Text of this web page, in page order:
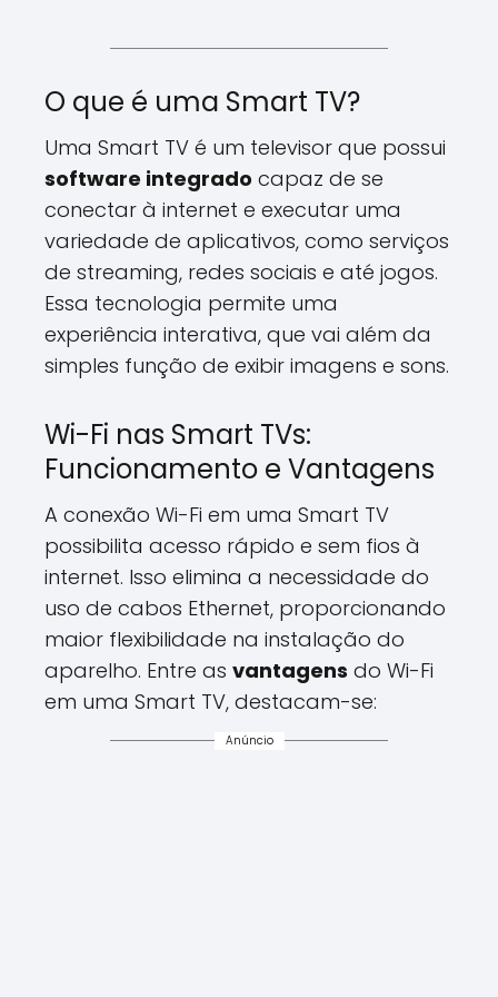
O que é uma Smart TV?
Uma Smart TV é um televisor que possui
software integrado capaz de se
conectar à internet e executar uma
variedade de aplicativos, como serviços
de streaming, redes sociais e até jogos.
Essa tecnologia permite uma
experiência interativa, que vai além da
simples função de exibir imagens e sons.
Wi-Fi nas Smart TVs:
Funcionamento e Vantagens
A conexão Wi-Fi em uma Smart TV
possibilita acesso rápido e sem fios à
internet. Isso elimina a necessidade do
uso de cabos Ethernet, proporcionando
maior flexibilidade na instalação do
aparelho. Entre as vantagens do Wi-Fi
em uma Smart TV, destacam-se:
Anúncio